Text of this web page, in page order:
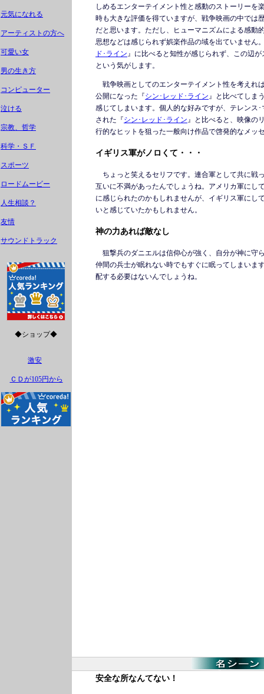
元気になれる
アーティストの方へ
可愛い女
男の生き方
コンピューター
泣ける
宗教、哲学
科学・ＳＦ
スポーツ
ロードムービー
人生相談？
友情
サウンドトラック
◆ショップ◆
激安
ＣＤが105円から
しめるエンターテイメント性と感動のストーリーを
時も大きな評価を得ていますが、戦争映画の中では
だと思います。ただし、ヒューマニズムによる感動
思想などは感じられず娯楽作品の域を出ていません
ド･ライン』に比べると知性が感じられず、この辺
という気がします。
戦争映画としてのエンターテイメント性を考えれ
公開になった『シン･レッド･ライン』と比べてしま
感じてしまいます。個人的な好みですが、テレンス
された『シン･レッド･ライン』と比べると、映像の
行的なヒットを狙った一般向け作品で啓発的なメッ
イギリス軍がノロくて・・・
ちょっと笑えるセリフです。連合軍として共に戦
互いに不満があったんでしょうね。アメリカ軍にし
に感じられたのかもしれませんが、イギリス軍にし
いと感じていたかもしれません。
神の力あれば敵なし
狙撃兵のダニエルは信仰心が強く、自分が神に守
仲間の兵士が眠れない時でもすぐに眠ってしまいま
配する必要はないんでしょうね。
安全な所なんてない！